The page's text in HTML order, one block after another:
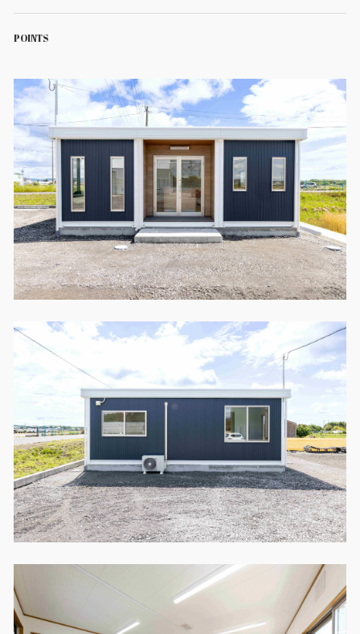
製品特長と納入までの流れ
ユニットハウス
モジュール建築（プレハブ）
システム建築
危険物保管庫
防災倉庫
特定商取引法に基づく表記
映像集
ナガワひまわり財団
展示場用地の募集
POINTS